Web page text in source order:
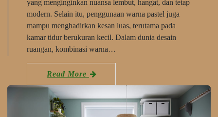
yang menginginkan nuansa lembut, hangat, dan tetap
modern. Selain itu, penggunaan warna pastel juga
mampu menghadirkan kesan luas, terutama pada
kamar tidur berukuran kecil. Dalam dunia desain
ruangan, kombinasi warna…
Read More